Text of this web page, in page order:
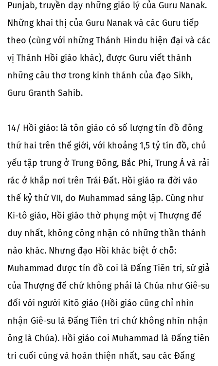
Punjab, truyền dạy những giáo lý của Guru Nanak.
Những khai thị của Guru Nanak và các Guru tiếp
theo (cùng với những Thánh Hindu hiện đại và các
vị Thánh Hồi giáo khác), được Guru viết thành
những câu thơ trong kinh thánh của đạo Sikh,
Guru Granth Sahib.
14/ Hồi giáo: là tôn giáo có số lượng tín đồ đông
thứ hai trên thế giới, với khoảng 1,5 tỷ tín đồ, chủ
yếu tập trung ở Trung Đông, Bắc Phi, Trung Á và rải
rác ở khắp nơi trên Trái Đất. Hồi giáo ra đời vào
thế kỷ thứ VII, do Muhammad sáng lập. Cũng như
Ki-tô giáo, Hồi giáo thờ phụng một vị Thượng đế
duy nhất, không công nhận có những thần thánh
nào khác. Nhưng đạo Hồi khác biệt ở chỗ:
Muhammad được tín đồ coi là Đấng Tiên tri, sứ giả
của Thượng đế chứ không phải là Chúa như Giê-su
đối với người Kitô giáo (Hồi giáo cũng chỉ nhìn
nhận Giê-su là Đấng Tiên tri chứ không nhìn nhận
ông là Chúa). Hồi giáo coi Muhammad là Đấng tiên
tri cuối cùng và hoàn thiện nhất, sau các Đấng